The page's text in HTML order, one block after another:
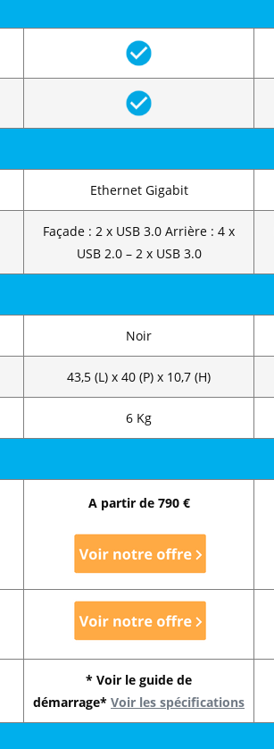
Ethernet Gigabit
Façade : 2 x USB 3.0 Arrière : 4 x
USB 2.0 – 2 x USB 3.0
Noir
43,5 (L) x 40 (P) x 10,7 (H)
6 Kg
A partir de 790 €
* Voir le guide de
démarrage* Voir les spécifications